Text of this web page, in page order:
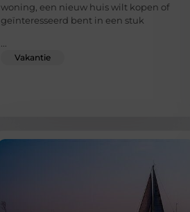
woning, een nieuw huis wilt kopen of
geïnteresseerd bent in een stuk
...
Vakantie